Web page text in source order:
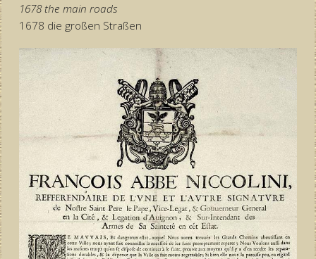
1678 the main roads
1678 die großen Straßen